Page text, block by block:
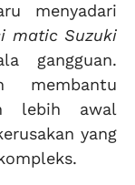
menyadari
matic Suzuki
gangguan.
membantu
lebih awal
yang